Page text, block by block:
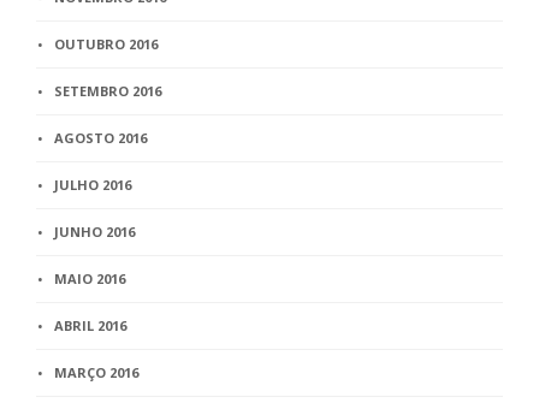
OUTUBRO 2016
SETEMBRO 2016
AGOSTO 2016
JULHO 2016
JUNHO 2016
MAIO 2016
ABRIL 2016
MARÇO 2016